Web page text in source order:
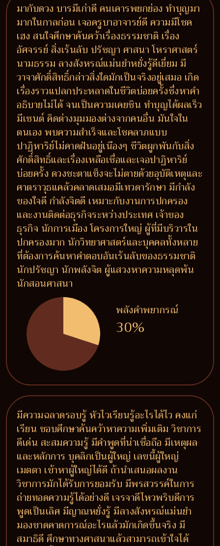
มากับดวง บารมีเก่าดี คนเคารพยกย่อง ทำบุญมา
มากในกาลก่อน เจอครูบาอาจารย์ดี ความมีโชค
เฮง สนใจศึกษาค้นคว้าเรื่องธรรมชาติ เรื่อง
อัศจรรย์ สิ่งเร้นลับ ปรัชญา ศาสนา โหราศาสตร์
นามธรรม ลางสังหรณ์แม่นยำหยั่งรู้ดีเยี่ยม มี
วาจาศักดิ์สิทธิ์กล่าวสิ่งใดมักเป็นจริงอยู่เสมอ เกิด
เรื่องราวแปลกประหลาดในชีวิตบ่อยครั้งซึ่งหาคำ
อธิบายไม่ได้ จนเป็นความเคยชิน ทำบุญได้ผลเร็ว
มีเซนต์ คิดต่างมุมมองต่างจากคนอื่น มันใจใน
ตนเอง พบความสำเร็จและโชคลาภแบบ
ปาฏิหาริย์ไม่คาดฝันอยู่เนืองๆ ชีวิตผูกพันกับสิ่ง
ศักดิ์สิทธิ์และเรื่องเหลือเชื่อและเจอปาฏิหาริย์
บ่อยครั้ง ดวงชะตาแข็งจะไม่ตายด้วยอุบัติเหตุและ
ศาตราวุธแคล้วคลาดเสมอมีเทวดารักษา มีกำลัง
ของใจดี กำลังจิตดี เหมาะกับงานการปกครอง
และงานติดต่อธุรกิจระหว่างประเทศ เจ้าของ
ธุรกิจ นักการเมือง โครงการใหญ่ ผู้ที่มีบริวารใน
ปกครองมาก นักวิทยาศาสตร์และบุคคลทั้งหลาย
ที่ต้องการค้นหาคำตอบอันเร้นลับของธรรมชาติ
นักปรัชญา นักพลังจิต ผู้แสวงหาความหลุดพ้น
นักสอนศาสนา
พลังคำพยากรณ์
30%
มีความฉลาดรอบรู้ หัวไวเรียนรู้อะไรได้ไว คงแก่
เรียน ชอบศึกษาค้นคว้าหาความเพิ่มเติม วิชาการ
ดีเด่น สะสมความรู้ มีคำพูดที่น่าเชื่อถือ มีเหตุผล
และหลักการ บุคลิกเป็นผู้ใหญ่ เลขนี้ผู้ใหญ่
เมตตา เข้าหาผู้ใหญ่ได้ดี ถ้านำเสนอผลงาน
วิชาการมักได้รับการยอมรับ มีพรสวรรค์ในการ
ถ่ายทอดความรู้ได้อย่างดี เจรจาดีไหวพริบดีการ
พูดเป็นเลิศ มีญาณหยั่งรู้ มีลางสังหรณ์แม่นยำ
มองขาดคาดการณ์อะไรแล้วมักเกิดขึ้นจริง มี
สมาธิดี ศึกษาทางศาสนาแล้วสามารถเข้าใจได้